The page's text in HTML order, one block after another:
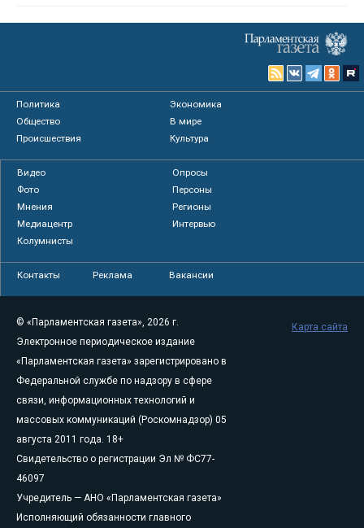
Политика
Экономика
Общество
В мире
Происшествия
Культура
Видео
Опросы
Фото
Персоны
Мнения
Регионы
Медиацентр
Интервью
Колумнисты
Контакты Реклама Вакансии
© «Парламентская газета», 2026 г.
Электронное периодическое издание
«Парламентская газета» зарегистрировано в
Федеральной службе по надзору в сфере
связи, информационных технологий и
массовых коммуникаций (Роскомнадзор) 05
августа 2011 года. 18+
Свидетельство о регистрации Эл № ФС77-
46097
Учредитель — АНО «Парламентская газета»
Исполняющий обязанности главного
Карта сайта